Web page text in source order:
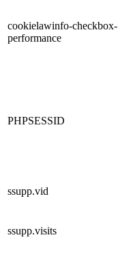
cookielawinfo-checkbox-
performance
PHPSESSID
ssupp.vid
ssupp.visits